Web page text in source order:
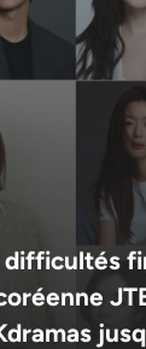
difficultés